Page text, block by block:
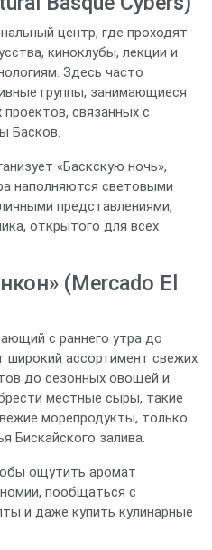
центр, где проходят
киноклубы, лекции и
Здесь часто
группы, занимающиеся
связанных с
Басков.
«Баскскую ночь»,
наполняются световыми
представлениями,
открытого для всех
(Mercado El
с раннего утра до
широкий ассортимент свежих
до сезонных овощей и
местные сыры, такие
морепродукты, только
Бискайского залива.
ощутить аромат
пообщаться с
и даже купить кулинарные